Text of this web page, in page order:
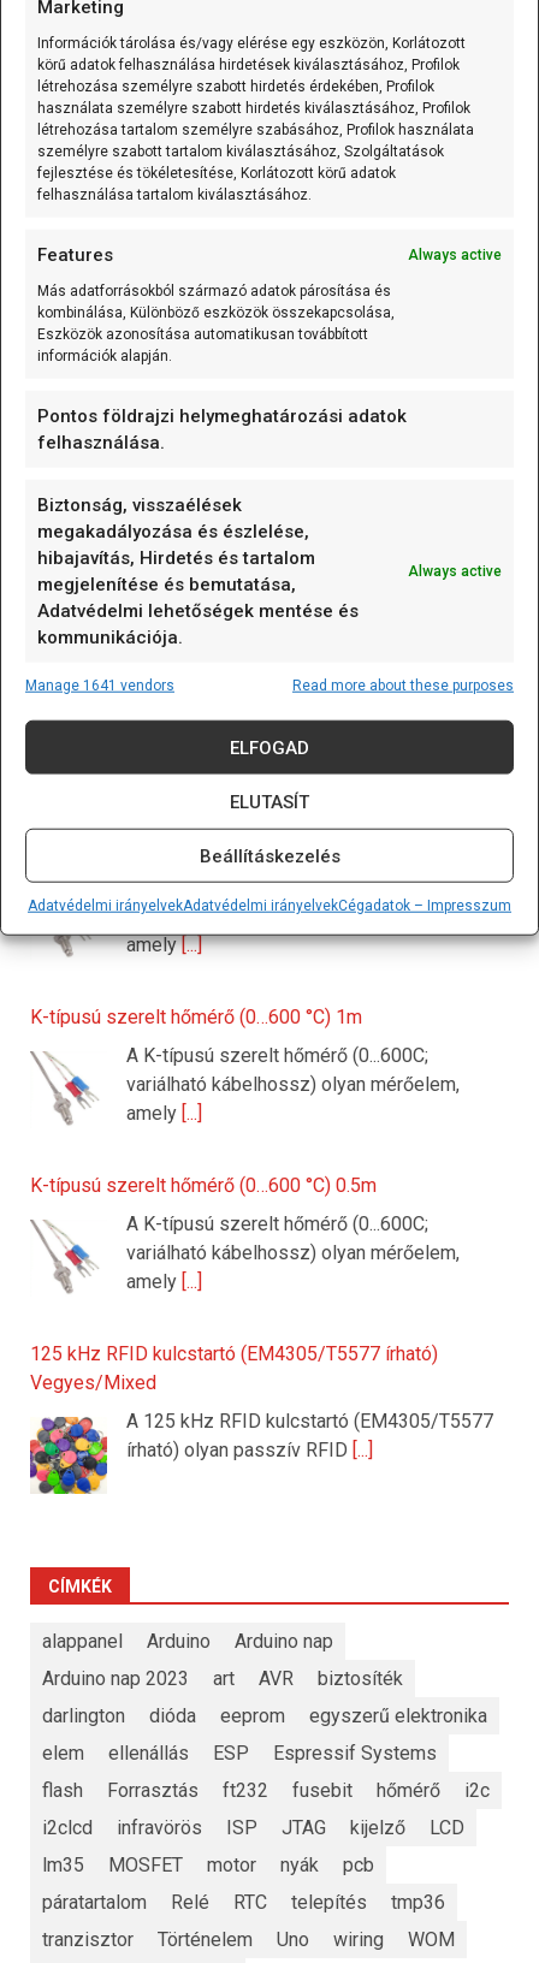
Marketing
Információk tárolása és/vagy elérése egy eszközön, Korlátozott
körű adatok felhasználása hirdetések kiválasztásához, Profilok
létrehozása személyre szabott hirdetés érdekében, Profilok
használata személyre szabott hirdetés kiválasztásához, Profilok
létrehozása tartalom személyre szabásához, Profilok használata
személyre szabott tartalom kiválasztásához, Szolgáltatások
fejlesztése és tökéletesítése, Korlátozott körű adatok
felhasználása tartalom kiválasztásához.
Features Always active
Más adatforrásokból származó adatok párosítása és
kombinálása, Különböző eszközök összekapcsolása,
Eszközök azonosítása automatikusan továbbított
információk alapján.
Pontos földrajzi helymeghatározási adatok
felhasználása.
Biztonság, visszaélések
megakadályozása és észlelése,
hibajavítás, Hirdetés és tartalom
megjelenítése és bemutatása,
Adatvédelmi lehetőségek mentése és
kommunikációja.
Always active
Manage 1641 vendors Read more about these purposes
ELFOGAD
ELUTASÍT
Beállításkezelés
Adatvédelmi irányelvekAdatvédelmi irányelvekCégadatok – Impresszum
14500 akkutartóval [...]
Smart Home Starter Kit (ESP32; ACEBOTT)
Az Smart Home Starter Kit (ESP32) egy
ESP32/D1 mini - ESP32-C3-MINI-1 WiFi/Bluetooth
alappanel
WiFi/Bluetooth alappanel olyan D1 mini
125 kHz RFID kulcstartó (EM4305/T5577 írható) Fehér
A 125 kHz RFID kulcstartó (EM4305/T5577
írható) olyan passzív RFID
Mozgásérzékelős MP3 lejátszó (Waytronic - WT-M12)
A Mozgásérzékelős MP3 lejátszó
(Waytronic - WT-M12) önálló,
mozgásérzékelésre induló[...]
K-típusú szerelt hőmérő (0…600 °C) 3m
A K-típusú szerelt hőmérő (0...600C;
variálható kábelhossz) olyan mérőelem,
amely[...]
K-típusú szerelt hőmérő (0…600 °C) 1m
A K-típusú szerelt hőmérő (0...600C;
variálható kábelhossz) olyan mérőelem,
amely [...]
K-típusú szerelt hőmérő (0…600 °C) 0.5m
A K-típusú szerelt hőmérő (0...600C;
variálható kábelhossz) olyan mérőelem,
amely [...]
125 kHz RFID kulcstartó (EM4305/T5577 írható)
Vegyes/Mixed
A 125 kHz RFID kulcstartó (EM4305/T5577
írható) olyan passzív RFID [...]
CÍMKÉK
alappanel Arduino
Arduino nap
Arduino nap 2023
art AVR
biztosíték
darlington
dióda eeprom
egyszerű elektronika
elem
ellenállás ESP
Espressif Systems
flash
Forrasztás ft232 fusebit hőmérő
i2c
i2clcd
infravörös ISP JTAG kijelző
LCD
lm35
MOSFET motor nyák
pcb
páratartalom
Relé RTC telepítés
tmp36
tranzisztor
Történelem Uno wiring WOM